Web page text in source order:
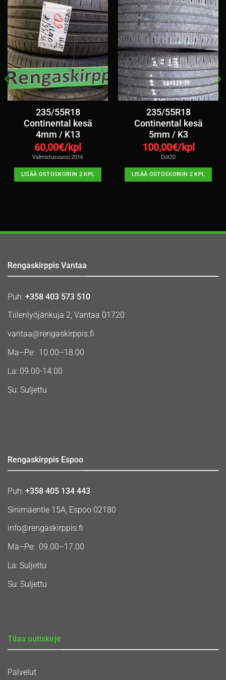
235/55R18
Continental kesä
4mm / K13
60,00€/kpl
Valmistusvuosi 2016
LISÄÄ OSTOSKORIIN 2 KPL
235/55R18
Continental kesä
5mm / K3
100,00€/kpl
Dot20
LISÄÄ OSTOSKORIIN 2 KPL
Rengaskirppis Vantaa
Puh: +358 403 573 510
Tiilenlyöjänkuja 2, Vantaa 01720
vantaa@rengaskirppis.fi
Ma–Pe: 10.00–18.00
La: 09.00-14.00
Su: Suljettu
Rengaskirppis Espoo
Puh: +358 405 134 443
Sinimäentie 15A, Espoo 02180
info@rengaskirppis.fi
Ma–Pe: 09.00–17.00
La: Suljettu
Su: Suljettu
Tilaa uutiskirje
Palvelut